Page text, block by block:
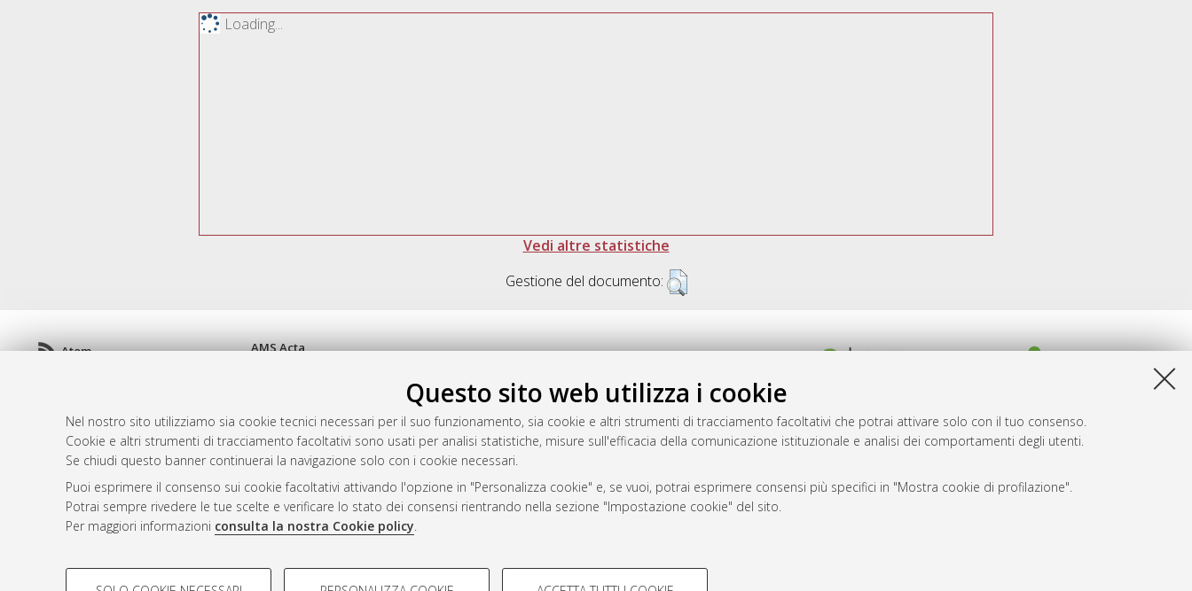
Questo sito web utilizza i cookie
Nel nostro sito utilizziamo sia cookie tecnici necessari per il suo funzionamento, sia cookie e altri strumenti di tracciamento facoltativi che potrai attivare solo con il tuo consenso.
Cookie e altri strumenti di tracciamento facoltativi sono usati per analisi statistiche, misure sull'efficacia della comunicazione istituzionale e analisi dei comportamenti degli utenti.
Se chiudi questo banner continuerai la navigazione solo con i cookie necessari.
Puoi esprimere il consenso sui cookie facoltativi attivando l'opzione in "Personalizza cookie" e, se vuoi, potrai esprimere consensi più specifici in "Mostra cookie di profilazione".
Potrai sempre rivedere le tue scelte e verificare lo stato dei consensi rientrando nella sezione "Impostazione cookie" del sito.
Per maggiori informazioni consulta la nostra Cookie policy.
COOKIE DI PROFILAZIONE - FACOLTATIVI COOKIE TECNICI - NECESSARI
Loading...
Vedi altre statistiche
Gestione del documento:
Atom
AMS Acta
doi.org/10.17616/R3P19R
Servizio implementato e gestito da
AlmaDL
Impostazioni Cookie
Informativa sulla privacy
Condizioni d'uso del sito
Mission e policies del repository